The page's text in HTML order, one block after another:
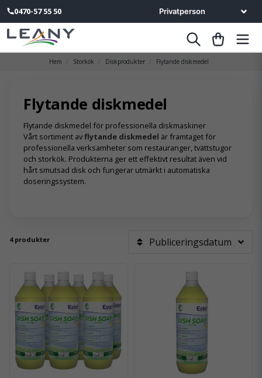
0470-57 55 50
Hem Storkök Diskprodukter Flytande diskmedel
Flytande diskmedel
Flytande diskmedel för professionella diskmaskiner
Vårt sortiment avflytande diskmedel är framtaget för
professionella verksamheter som restauranger, tvättstugor
och storkök. Produkterna ger ett effektivt resultat även vid
hårt smutsad disk och fungerar utmärkt i automatiska
doseringssystem.
4 produkter Publiceringsdatum